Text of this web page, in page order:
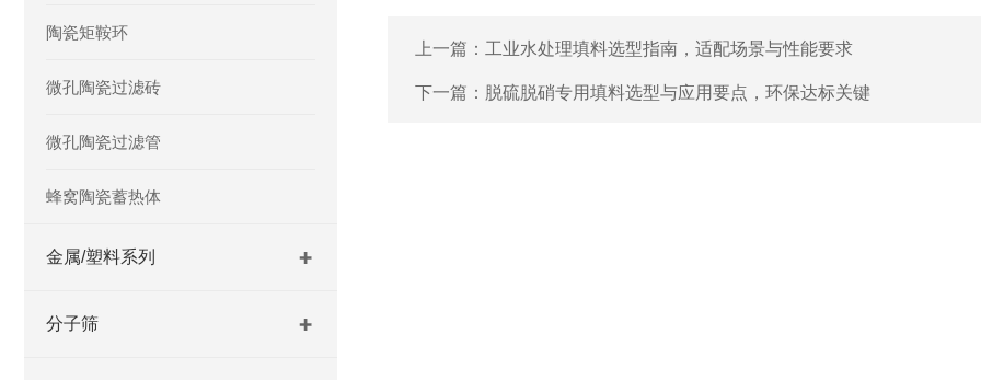
陶瓷矩鞍环
微孔陶瓷过滤砖
微孔陶瓷过滤管
蜂窝陶瓷蓄热体
金属/塑料系列
分子筛
上一篇： 工业水处理填料选型指南，适配场景与性能要求
下一篇： 脱硫脱硝专用填料选型与应用要点，环保达标关键